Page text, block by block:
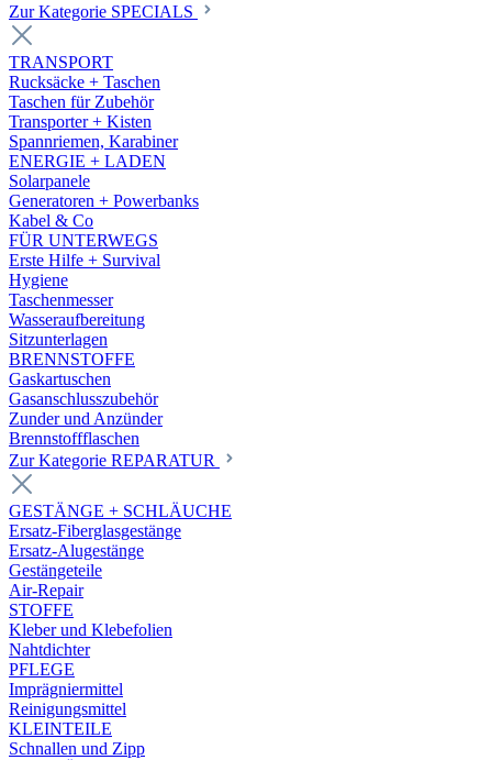
Zur Kategorie SPECIALS
TRANSPORT
Rucksäcke + Taschen
Taschen für Zubehör
Transporter + Kisten
Spannriemen, Karabiner
ENERGIE + LADEN
Solarpanele
Generatoren + Powerbanks
Kabel & Co
FÜR UNTERWEGS
Erste Hilfe + Survival
Hygiene
Taschenmesser
Wasseraufbereitung
Sitzunterlagen
BRENNSTOFFE
Gaskartuschen
Gasanschlusszubehör
Zunder und Anzünder
Brennstoffflaschen
Zur Kategorie REPARATUR
GESTÄNGE + SCHLÄUCHE
Ersatz-Fiberglasgestänge
Ersatz-Alugestänge
Gestängeteile
Air-Repair
STOFFE
Kleber und Klebefolien
Nahtdichter
PFLEGE
Imprägniermittel
Reinigungsmittel
KLEINTEILE
Schnallen und Zipp